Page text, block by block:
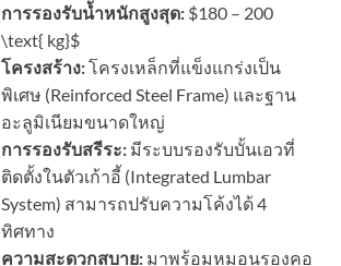
การรองรับน้ำหนักสูงสุด: $180 – 200
\text{ kg}$
โครงสร้าง:โครงเหล็กที่แข็งแกร่งเป็น
พิเศษ (Reinforced Steel Frame) และฐาน
อะลูมิเนียมขนาดใหญ่
การรองรับสรีระ: มีระบบรองรับบั้นเอวที่
ติดตั้งในตัวเก้าอี้ (Integrated Lumbar
System) สามารถปรับความโค้งได้ 4
ทิศทาง
ความสะดวกสบาย: มาพร้อมหมอนรองคอ